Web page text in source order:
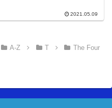
2021.05.09
A-Z T
The Four